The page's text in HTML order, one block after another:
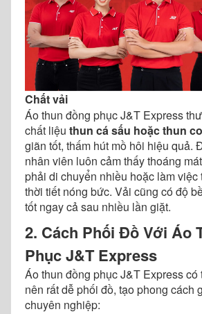
Chất vải
Áo thun đồng phục J&T Express
chất liệu thun cá sấu hoặc thun
giãn tốt, thấm hút mồ hôi hiệu quả.
nhân viên luôn cảm thấy thoáng
phải di chuyển nhiều hoặc làm việc
thời tiết nóng bức. Vải cũng có độ
tốt ngay cả sau nhiều lần giặt.
2. Cách Phối Đồ Với Áo
Phục J&T Express
Áo thun đồng phục J&T Express có
nên rất dễ phối đồ, tạo phong cách
chuyên nghiệp: